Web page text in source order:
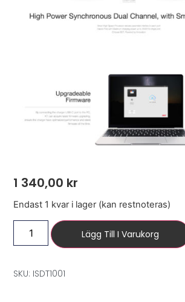
1 340,00 kr
Endast 1 kvar i lager (kan restnoteras)
Lägg Till I Varukorg
SKU: ISDT1001